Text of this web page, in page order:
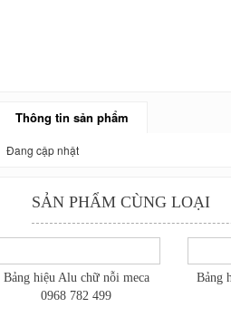
Thông tin sản phẩm
Đang cập nhật
SẢN PHẨM CÙNG LOẠI
Bảng hiệu Alu chữ nỗi meca
0968 782 499
Bảng